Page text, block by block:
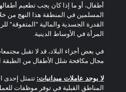
أطفال، أو ما إذا كان يجب تطعيم أطفالهن.
المسلمين في المنطقة هذا النهج من خلال
القدرة الجسدية والمالية "المتفوقة" للرجال
المرأة في الأوساط الدينية.
في بعض أجزاء البلاد، قد لا تقبل مجتمعات
مجال مكافحة شلل الأطفال من الطبقة
لا يوجد عاملات ميدانيات:تتمثل إحدى
المناطق القبلية في توفر موظفات للعمل